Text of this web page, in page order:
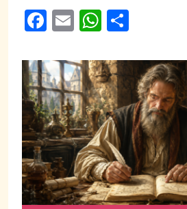
Facebook
EmailWhatsApp